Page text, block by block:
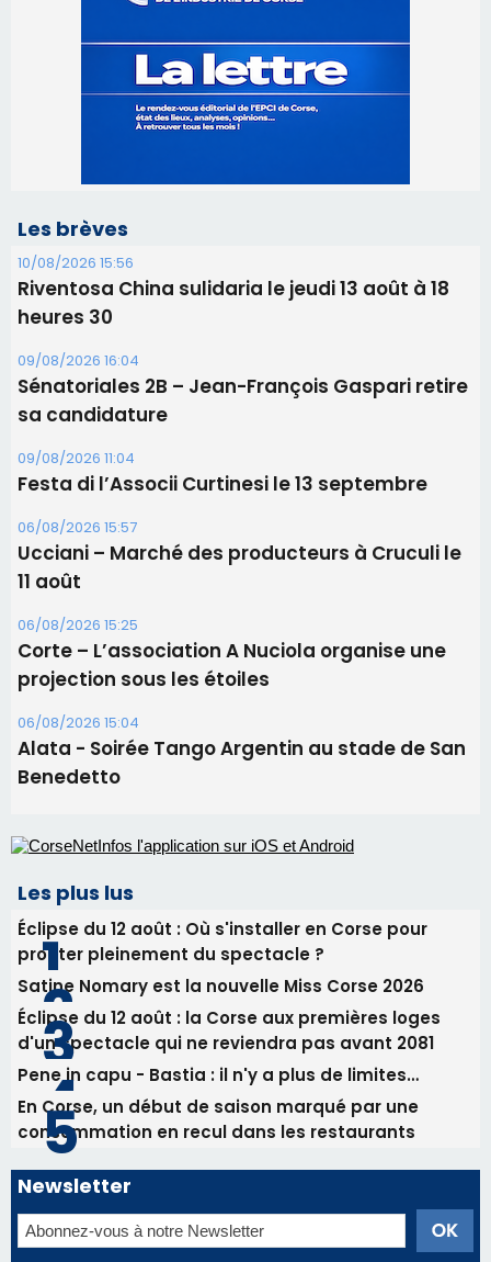
Les brèves
10/08/2026 15:56
Riventosa China sulidaria le jeudi 13 août à 18
heures 30
09/08/2026 16:04
Sénatoriales 2B – Jean-François Gaspari retire
sa candidature
09/08/2026 11:04
Festa di l’Associi Curtinesi le 13 septembre
06/08/2026 15:57
Ucciani – Marché des producteurs à Cruculi le
11 août
06/08/2026 15:25
Corte – L’association A Nuciola organise une
projection sous les étoiles
06/08/2026 15:04
Alata - Soirée Tango Argentin au stade de San
Benedetto
Les plus lus
Éclipse du 12 août : Où s'installer en Corse pour
profiter pleinement du spectacle ?
Satine Nomary est la nouvelle Miss Corse 2026
Éclipse du 12 août : la Corse aux premières loges
d'un spectacle qui ne reviendra pas avant 2081
Pene in capu - Bastia : il n'y a plus de limites…
En Corse, un début de saison marqué par une
consommation en recul dans les restaurants
Newsletter